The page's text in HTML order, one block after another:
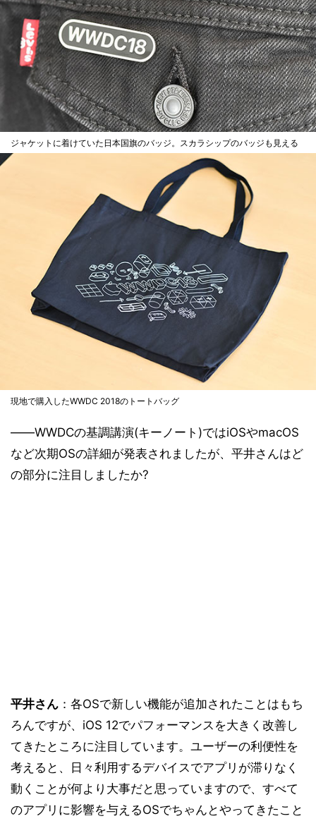
ジャケットに着けていた日本国旗のバッジ。スカラシップのバッジも見える
現地で購入したWWDC 2018のトートバッグ
――WWDCの基調講演(キーノート)ではiOSやmacOS
など次期OSの詳細が発表されましたが、平井さんはど
の部分に注目しましたか?
平井さん ：各OSで新しい機能が追加されたことはもち
ろんですが、iOS 12でパフォーマンスを大きく改善し
てきたところに注目しています。ユーザーの利便性を
考えると、日々利用するデバイスでアプリが滞りなく
動くことが何より大事だと思っていますので、すべて
のアプリに影響を与えるOSでちゃんとやってきたこと